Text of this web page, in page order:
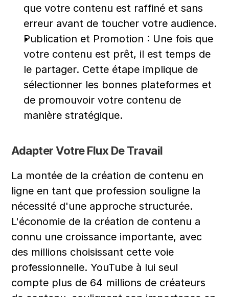
que votre contenu est raffiné et sans
erreur avant de toucher votre audience.
Publication et Promotion : Une fois que
votre contenu est prêt, il est temps de
le partager. Cette étape implique de
sélectionner les bonnes plateformes et
de promouvoir votre contenu de
manière stratégique.
Adapter Votre Flux De Travail
La montée de la création de contenu en
ligne en tant que profession souligne la
nécessité d'une approche structurée.
L'économie de la création de contenu a
connu une croissance importante, avec
des millions choisissant cette voie
professionnelle. YouTube à lui seul
compte plus de 64 millions de créateurs